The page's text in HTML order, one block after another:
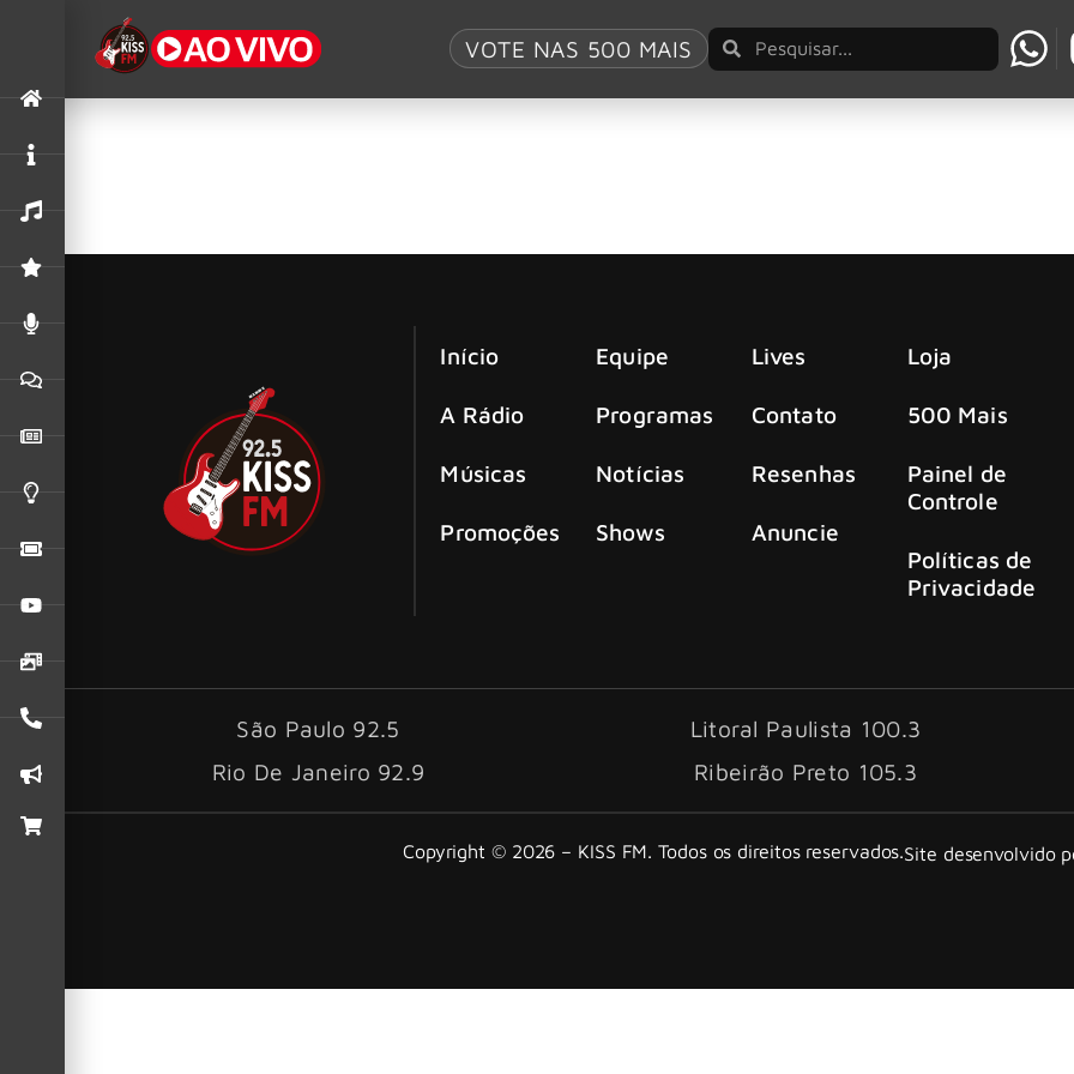
VOTE NAS 500 MAIS
Tag:Hate & Hope
Início
A Rádio
Músicas
Promoções
Equipe
Programas
Notícias
Shows
Lives
Contato
Resenhas
Anuncie
Loja
500 Mais
Painel de
Controle
Políticas de
Privacidade
São Paulo 92.5
Litoral Paulista 100.3
Rio De Janeiro 92.9
Ribeirão Preto 105.3
Copyright © 2026 – KISS FM. Todos os direitos reservados.Site desenvolvido